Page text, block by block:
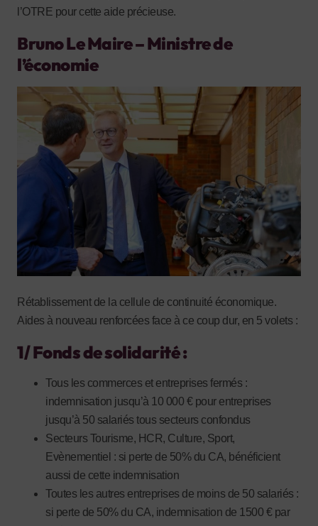
l’OTRE pour cette aide précieuse.
Bruno Le Maire – Ministre de
l’économie
Rétablissement de la cellule de continuité économique.
Aides à nouveau renforcées face à ce coup dur, en 5 volets :
1/ Fonds de solidarité :
Tous les commerces et entreprises fermés :
indemnisation jusqu’à 10 000 € pour entreprises
jusqu’à 50 salariés tous secteurs confondus
Secteurs Tourisme, HCR, Culture, Sport,
Evènementiel : si perte de 50% du CA, bénéficient
aussi de cette indemnisation
Toutes les autres entreprises de moins de 50 salariés :
si perte de 50% du CA, indemnisation de 1500 € par